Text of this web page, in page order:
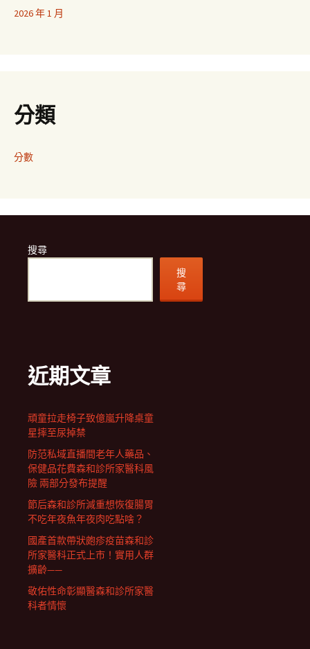
2026 年 1 月
分類
分數
搜尋
搜
尋
近期文章
頑童拉走椅子致億嵐升降桌童
星摔至尿掉禁
防范私域直播間老年人藥品、
保健品花費森和診所家醫科風
險 兩部分發布提醒
節后森和診所減重想恢復腸胃
不吃年夜魚年夜肉吃點啥？
國產首款帶狀皰疹疫苗森和診
所家醫科正式上市！實用人群
擴齡——
敬佑性命彰顯醫森和診所家醫
科者情懷